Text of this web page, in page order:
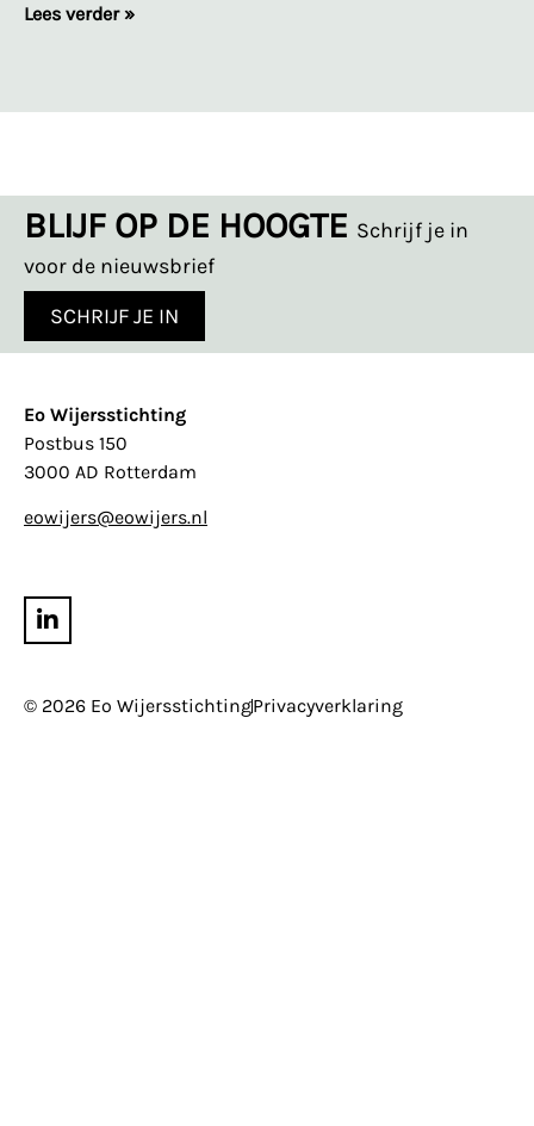
Lees verder »
BLIJF OP DE HOOGTE Schrijf je in
voor de nieuwsbrief
SCHRIJF JE IN
Eo Wijersstichting
Postbus 150
3000 AD Rotterdam
eowijers@eowijers.nl
© 2026 Eo WijersstichtingPrivacyverklaring